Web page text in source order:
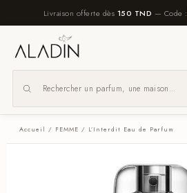
Livraison offerte dès 150 TND — Code :
x
Accueil / FEMME / L’Interdit Eau de Parfum